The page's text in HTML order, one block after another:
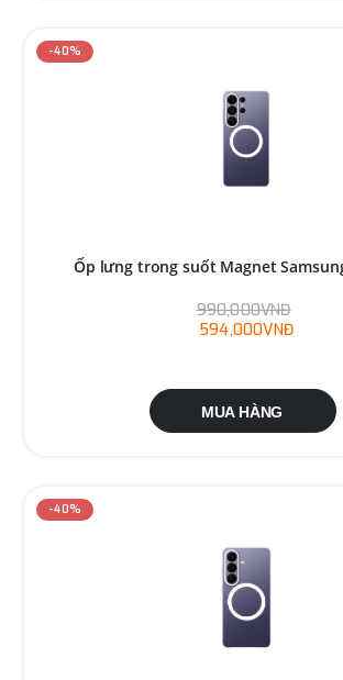
-40%
Ốp lưng trong suốt Magnet
990,000VNĐ
594,000VNĐ
MUA HÀNG
-40%